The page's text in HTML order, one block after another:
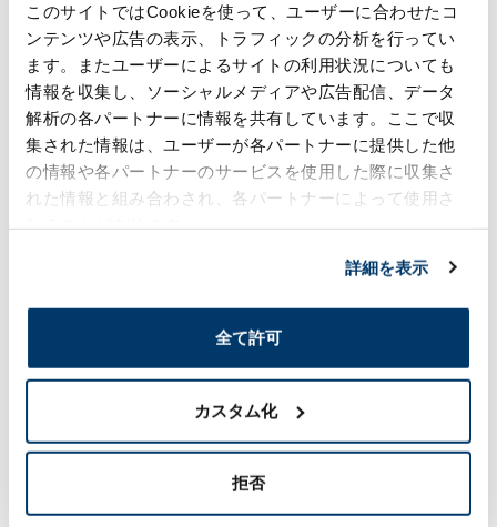
このサイトではCookieを使って、ユーザーに合わせたコ
ンテンツや広告の表示、トラフィックの分析を行ってい
ます。またユーザーによるサイトの利用状況についても
情報を収集し、ソーシャルメディアや広告配信、データ
解析の各パートナーに情報を共有しています。ここで収
集された情報は、ユーザーが各パートナーに提供した他
の情報や各パートナーのサービスを使用した際に収集さ
れた情報と組み合わされ、各パートナーによって使用さ
詳細を表示
全て許可
カスタム化
拒否
東京メトロ銀座線・半蔵門線、都営大江戸線「青山一丁
目」駅下車直結（徒歩1分）
Contact
Inquiries about Resin-treated product
Inquiries about Chemical business